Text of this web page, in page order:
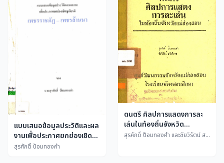
แบบเสนอข้อมูลประวัติและผล
งานเพื่อประกาศยกย่องเชิดชู
เกียรติ เพชรราชภัฏ-เพชรล้าน
สุรศักดิ์ ป้อมทองคำ
ดนตรี ศิลปการแสดงการละ
เล่นในท้องถิ่นจังหวัด
แม่ฮ่องสอน
สุรศักดิ์ ป้อมทองคำ และชัยวิรัตน์ สวัสดิภาพ